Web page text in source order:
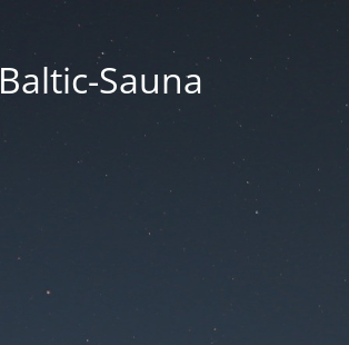
Baltic-Sauna